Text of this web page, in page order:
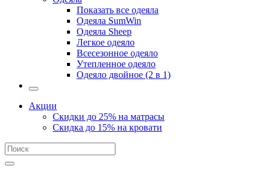
Показать все одеяла
Одеяла SumWin
Одеяла Sheep
Легкое одеяло
Всесезонное одеяло
Утепленное одеяло
Одеяло двойное (2 в 1)
Акции
Скидки до 25% на матрасы
Скидка до 15% на кровати